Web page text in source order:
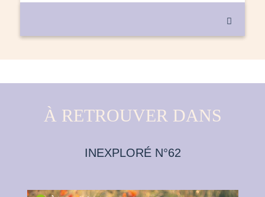

À RETROUVER DANS
INEXPLORÉ N°62